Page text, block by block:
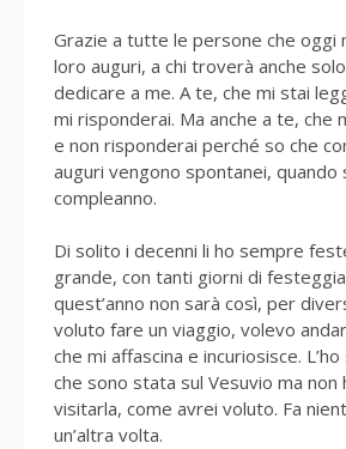
Grazie a tutte le persone che oggi
loro auguri, a chi troverà anche
dedicare a me. A te, che mi stai
mi risponderai. Ma anche a te, che
e non risponderai perché so che
auguri vengono spontanei, quando
compleanno.
Di solito i decenni li ho sempre
grande, con tanti giorni di
quest’anno non sarà così, per
voluto fare un viaggio, volevo
che mi affascina e incuriosisce.
che sono stata sul Vesuvio ma
visitarla, come avrei voluto. Fa
un’altra volta.